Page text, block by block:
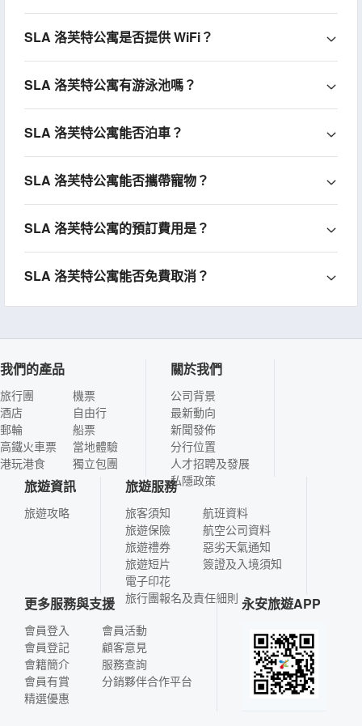
SLA 洛芙特公寓是否提供 WiFi？
SLA 洛芙特公寓有游泳池嗎？
SLA 洛芙特公寓能否泊車？
SLA 洛芙特公寓能否攜帶寵物？
SLA 洛芙特公寓的預訂費用是？
SLA 洛芙特公寓能否免費取消？
我們的產品
旅行團
酒店
郵輪
高鐵火車票
港玩港食
機票
自由行
船票
當地體驗
獨立包團
關於我們
公司背景
最新動向
新聞發佈
分行位置
人才招聘及發展
私隱政策
旅遊資訊
旅遊攻略
旅遊服務
旅客須知
旅遊保險
旅遊禮券
旅遊短片
電子印花
航班資料
航空公司資料
惡劣天氣通知
簽證及入境須知
旅行團報名及責任細則
更多服務與支援
會員登入
會員登記
會籍簡介
會員有賞
精選優惠
會員活動
顧客意見
服務查詢
分銷夥伴合作平台
永安旅遊APP